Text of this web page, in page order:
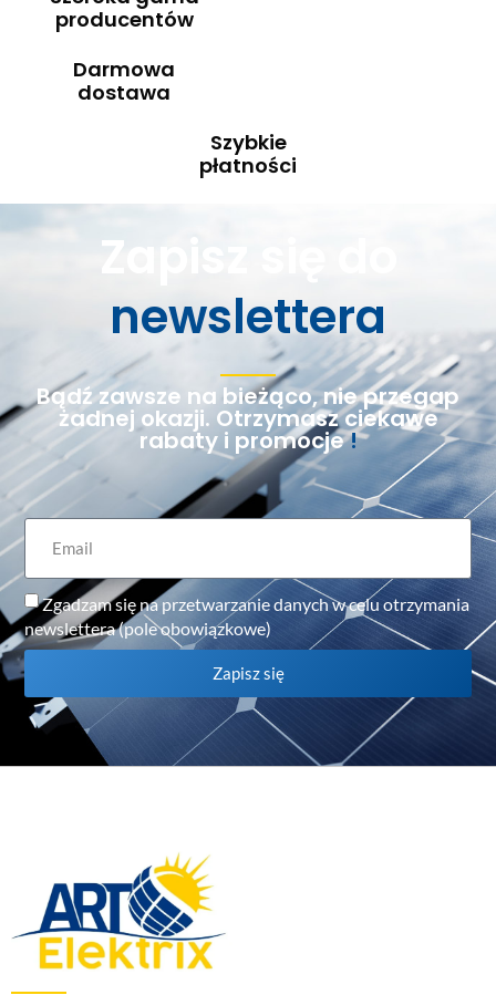
producentów
Darmowa
dostawa
Szybkie
płatności
Zapisz się do
newslettera
Bądź zawsze na bieżąco, nie przegap
żadnej okazji. Otrzymasz ciekawe
rabaty i promocje!
Zgadzam się na przetwarzanie danych w celu otrzymania
newslettera (pole obowiązkowe)
Zapisz się